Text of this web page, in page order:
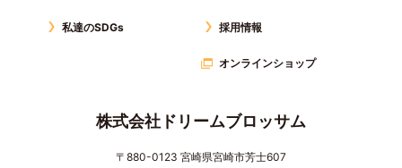
私達のSDGs 採用情報
オンラインショップ
株式会社ドリームブロッサム
〒880-0123 宮崎県宮崎市芳士607